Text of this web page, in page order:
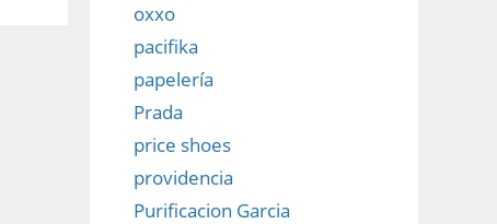
oxxo
pacifika
papelería
Prada
price shoes
providencia
Purificacion Garcia